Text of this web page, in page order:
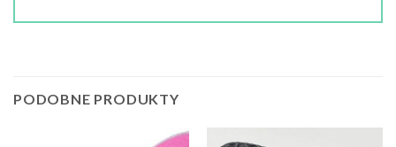
PODOBNE PRODUKTY